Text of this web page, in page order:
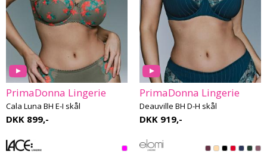
PrimaDonna Lingerie
Cala Luna BH E-I skål
DKK 899,-
PrimaDonna Lingerie
Deauville BH D-H skål
DKK 919,-